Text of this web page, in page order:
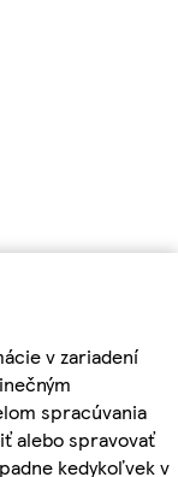
v zariadení
spracúvania
alebo spravovať
kedykoľvek v